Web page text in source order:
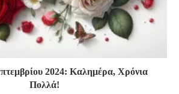
2024: Καλημέρα, Χρόνια
Πολλά!